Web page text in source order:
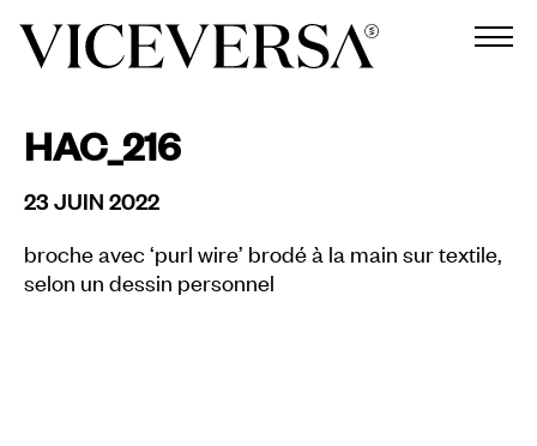
HAC_216
23 JUIN 2022
broche avec ‘purl wire’ brodé à la main sur textile,
selon un dessin personnel